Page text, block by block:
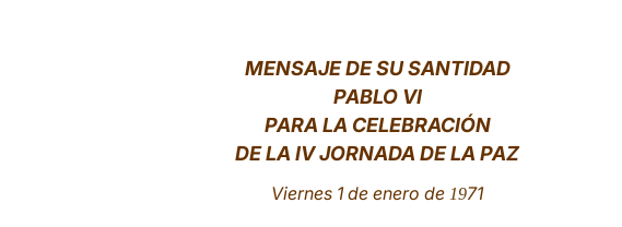
MENSAJE DE SU SANTIDAD
PABLO VI
PARA LA CELEBRACIÓN
DE LA IV JORNADA DE LA PAZ
Viernes 1de enero de 1971